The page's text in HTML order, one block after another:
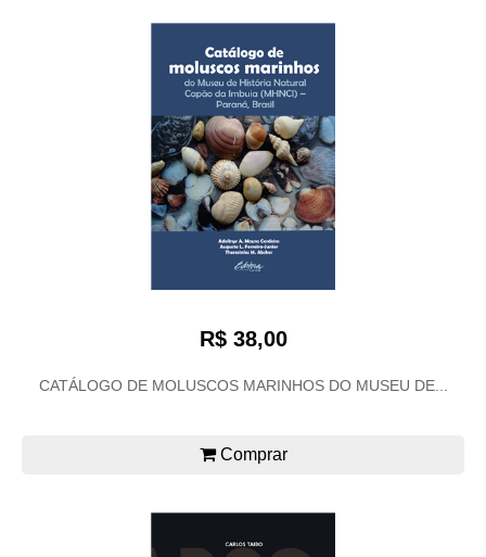
R$ 38,00
CATÁLOGO DE MOLUSCOS MARINHOS DO MUSEU DE...
Comprar